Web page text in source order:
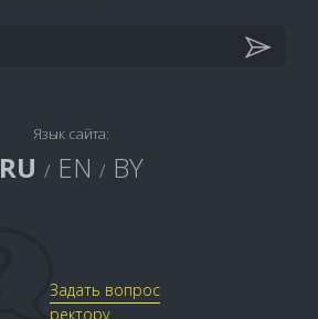
Язык сайта:
RU / EN / BY
Задать вопрос
ректору